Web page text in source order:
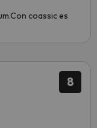
coassic es
8